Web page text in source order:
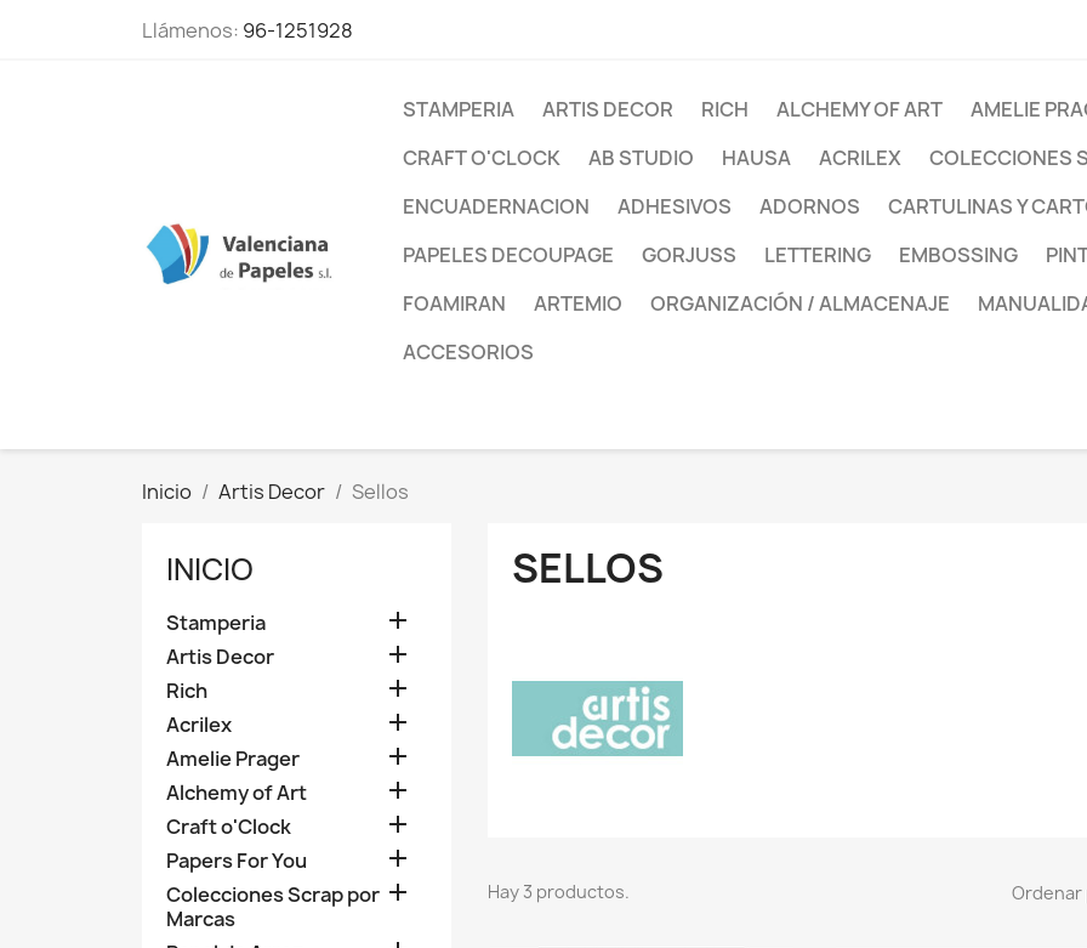
Llámenos: 96-1251928
STAMPERIA ARTIS DECOR RICH ALCHEMY OF ART AMELIE
CRAFT O'CLOCK
AB STUDIO HAUSA ACRILEX COLECCIONES
ENCUADERNACION
ADHESIVOS ADORNOS CARTULINAS Y
PAPELES DECOUPAGE
GORJUSS LETTERING EMBOSSING
FOAMIRAN
ARTEMIO ORGANIZACIÓN / ALMACENAJE
ACCESORIOS
Inicio Artis Decor Sellos
INICIO
Stamperia 
Artis Decor 
Rich 
Acrilex 
Amelie Prager 
Alchemy of Art 
Craft o'Clock 
Papers For You 
Colecciones Scrap por
Marcas

SELLOS
Hay 3 productos. Ordenar